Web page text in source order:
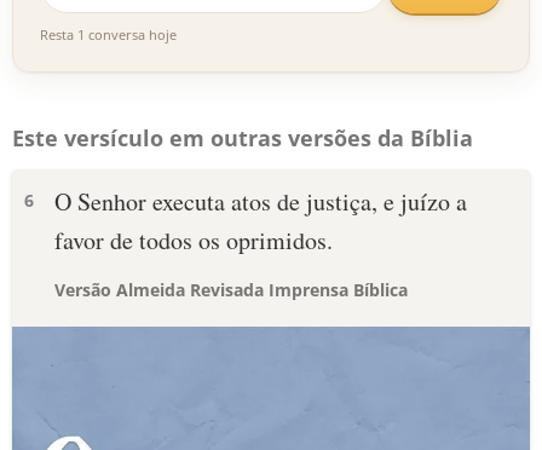
Resta 1 conversa hoje
Este versículo em outras versões da Bíblia
6
O Senhor executa atos de justiça, e juízo a
favor de todos os oprimidos.
Versão Almeida Revisada Imprensa Bíblica